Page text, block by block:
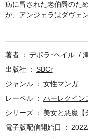
病に冒された老伯爵のた
が、アンジェラはダヴェ
たい…。そう想いを伝え
著者
デボラ･ヘイル
出版社
SBCr
ジャンル
女性マンガ
レーベル
ハーレクイン
シリーズ
美女と悪魔【
電子版配信開始日